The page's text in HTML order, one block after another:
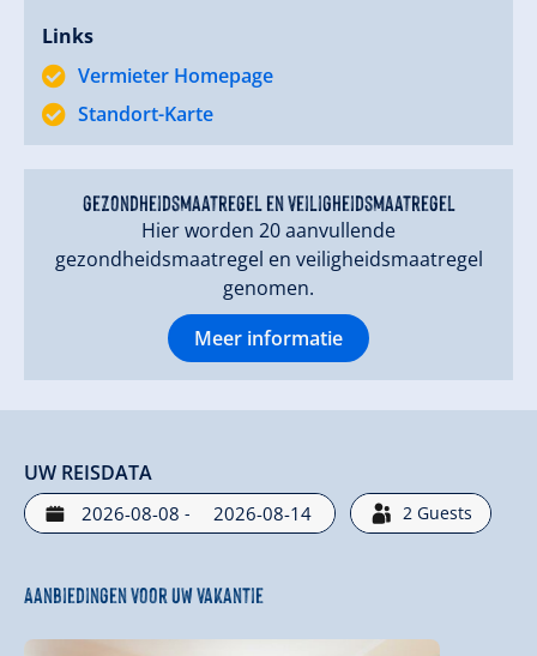
Links
Vermieter Homepage
Standort-Karte
gezondheidsmaatregel en veiligheidsmaatregel
Hier worden 20 aanvullende
gezondheidsmaatregel en veiligheidsmaatregel
genomen.
Meer informatie
UW REISDATA
- 2 Guests
Aanbiedingen voor uw vakantie